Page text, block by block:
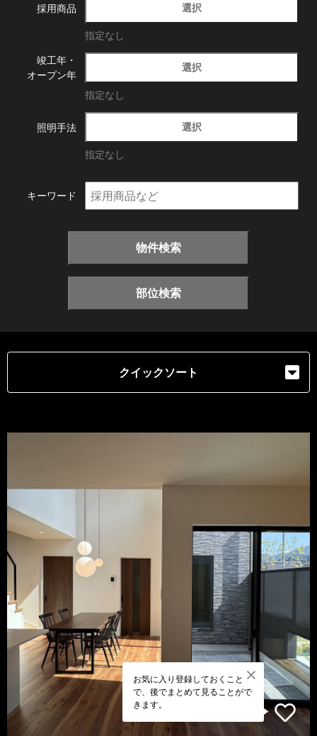
採用商品 選択
指定なし
竣工年・
オープン年
選択
指定なし
照明手法 選択
指定なし
キーワード
物件検索
部位検索
クイックソート
お気に入り登録しておくこと
で、後でまとめて見ることがで
きます。